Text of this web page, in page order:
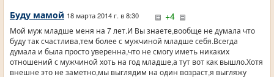
Буду мамой 18 марта 2014 г. в 8:30 +4
Мой муж младше меня на 7 лет.И Вы знаете,вообще не думала что
буду так счастлива,тем более с мужчиной младше себя.Всегда
думала и была просто уверенна,что не смогу иметь никаких
отношений с мужчиной хоть на год младше,а тут вот как вышло.Хотя
внешне это не заметно,мы выглядим на один возраст,я выгляжу